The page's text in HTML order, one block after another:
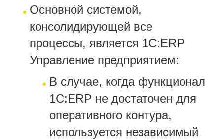
Основной системой,
консолидирующей все
процессы, является 1С:ERP
Управление предприятием:
В случае, когда функционал
1С:ERP не достаточен для
оперативного контура,
используется независимый